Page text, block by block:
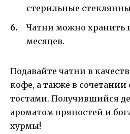
стерильные
Чатни можно хранить
месяцев.
Подавайте чатни в
кофе, а также в сочетании
тостами. Получившийся
ароматом пряностей и
хурмы!